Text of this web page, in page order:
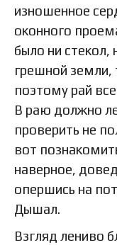
изношенное
оконного
было ни
грешной
поэтому рай
В раю должно
проверить не
вот
наверное,
опершись на
Дышал.
Взгляд лениво